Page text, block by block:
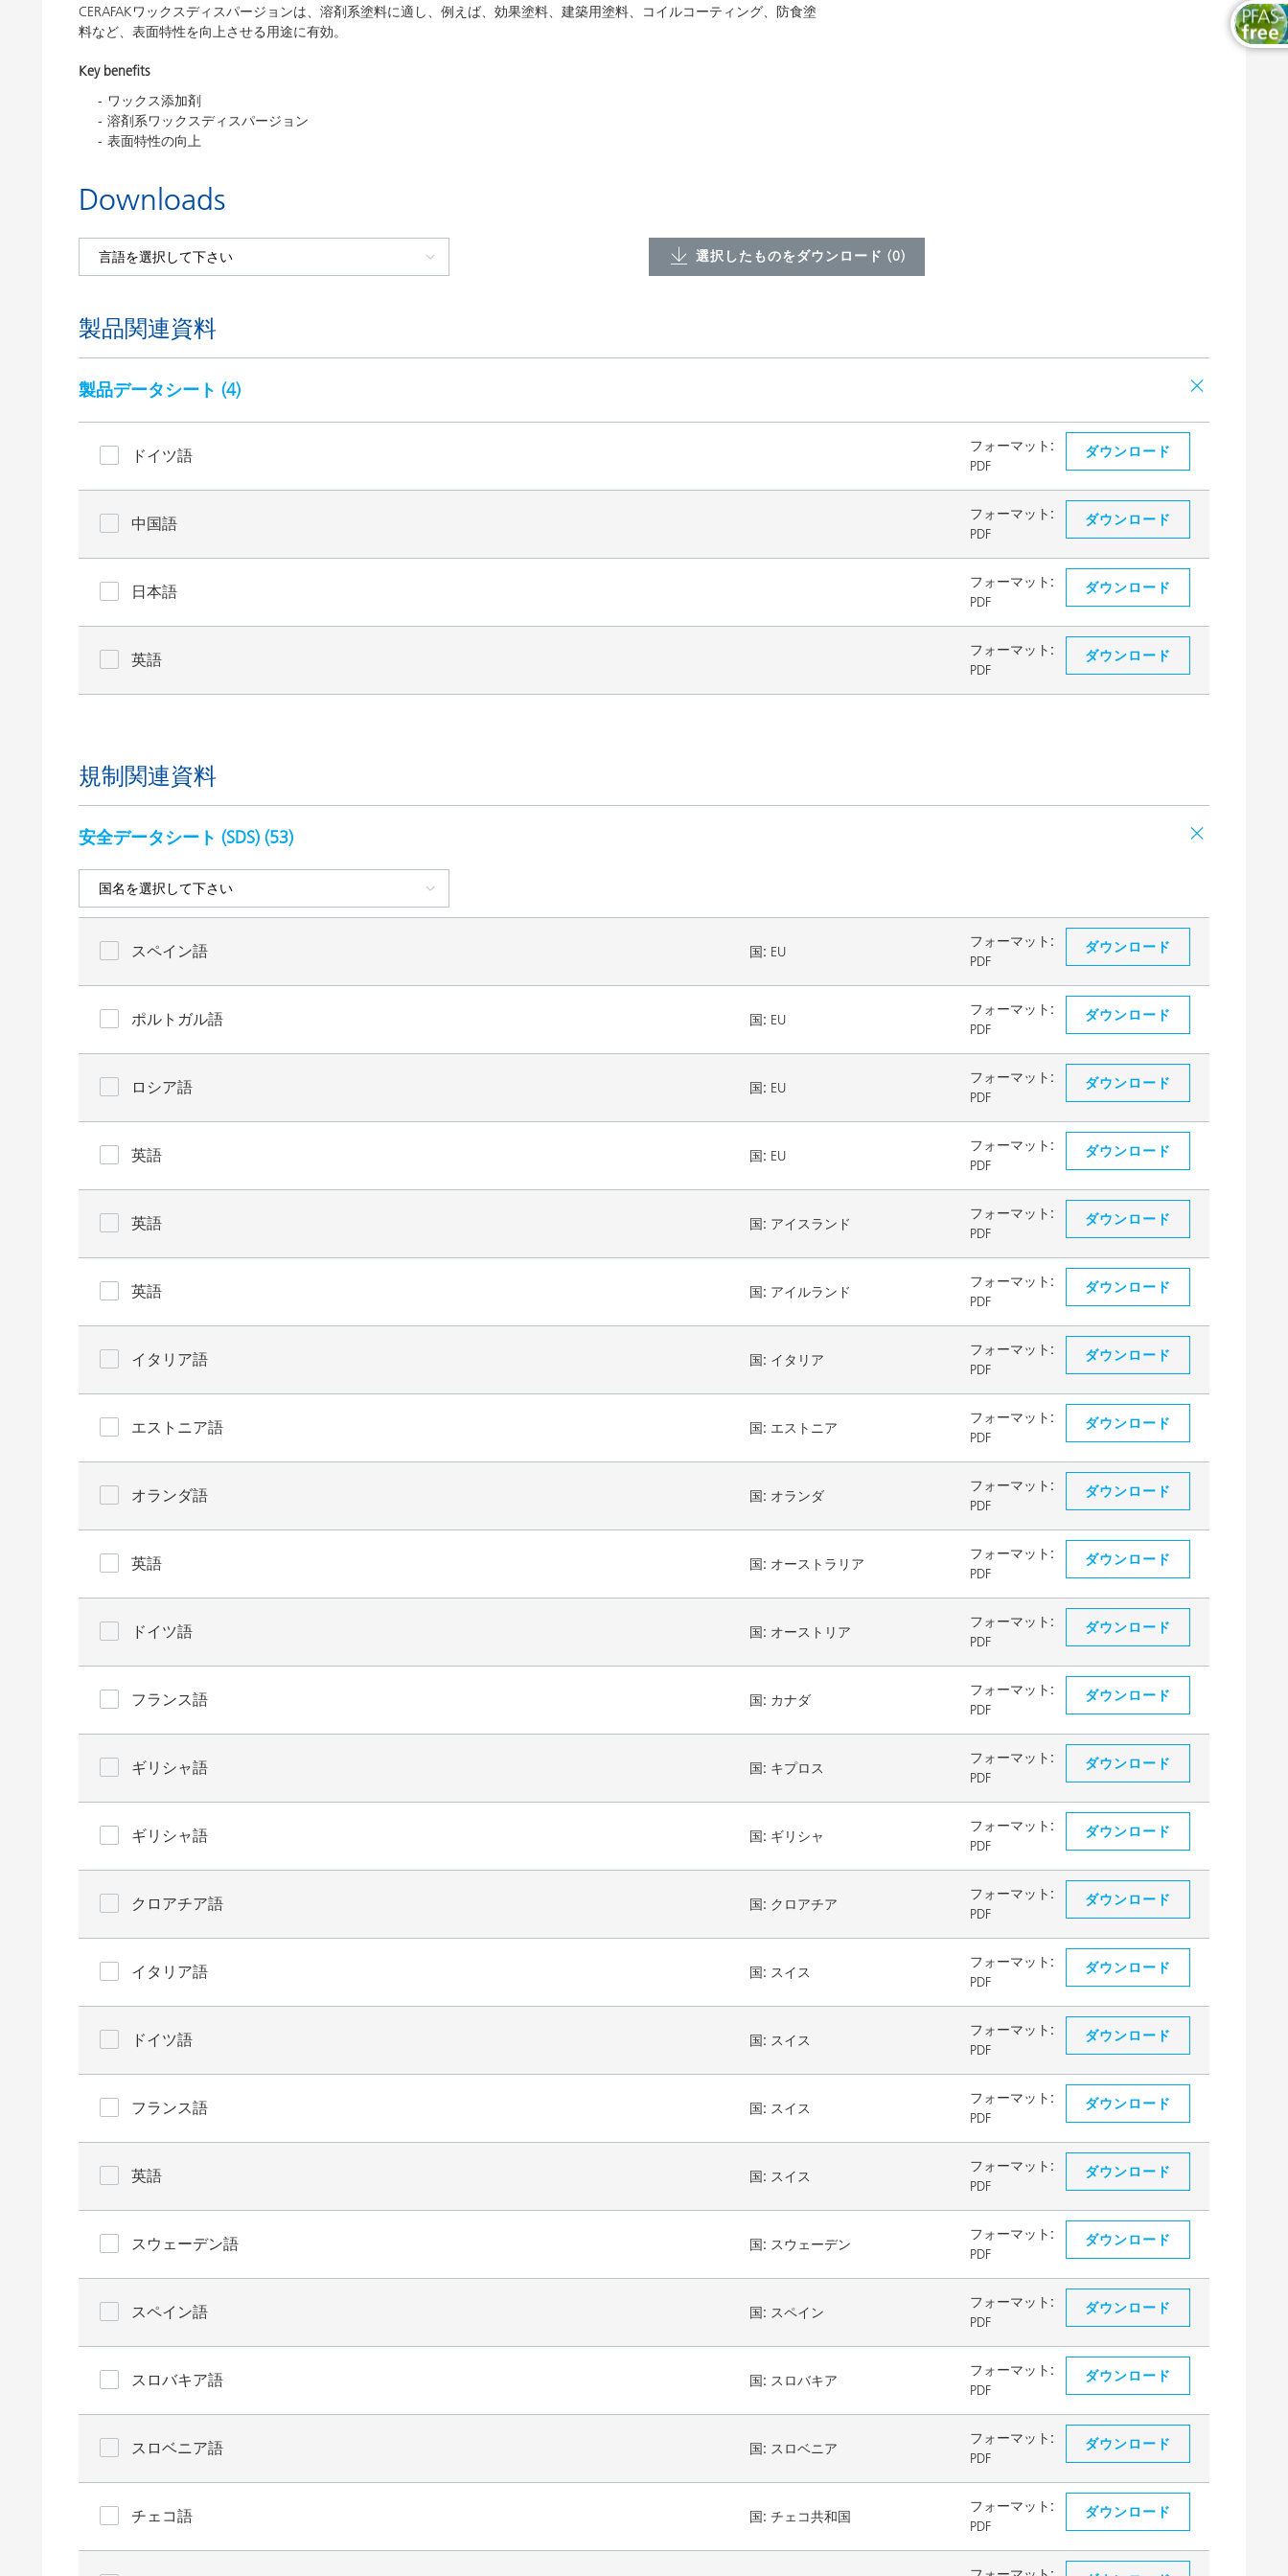
CERAFAKワックスディスパージョンは、溶剤系塗料に適し、例えば、効果塗料、建築用塗料、コイルコーティング、防食塗
料など、表面特性を向上させる用途に有効。
Key benefits
ワックス添加剤
溶剤系ワックスディスパージョン
表面特性の向上
Downloads
選択したものをダウンロード (0)
製品関連資料
製品データシート (4)
ドイツ語
フォーマット:
PDF
ダウンロード
中国語
フォーマット:
PDF
ダウンロード
日本語
フォーマット:
PDF
ダウンロード
英語
フォーマット:
PDF
ダウンロード
規制関連資料
安全データシート (SDS) (53)
スペイン語 国: EU
フォーマット:
PDF
ダウンロード
ポルトガル語 国: EU
フォーマット:
PDF
ダウンロード
ロシア語 国: EU
フォーマット:
PDF
ダウンロード
英語 国: EU
フォーマット:
PDF
ダウンロード
英語 国: アイスランド
フォーマット:
PDF
ダウンロード
英語 国: アイルランド
フォーマット:
PDF
ダウンロード
イタリア語 国: イタリア
フォーマット:
PDF
ダウンロード
エストニア語 国: エストニア
フォーマット:
PDF
ダウンロード
オランダ語 国: オランダ
フォーマット:
PDF
ダウンロード
英語 国: オーストラリア
フォーマット:
PDF
ダウンロード
ドイツ語 国: オーストリア
フォーマット:
PDF
ダウンロード
フランス語 国: カナダ
フォーマット:
PDF
ダウンロード
ギリシャ語 国: キプロス
フォーマット:
PDF
ダウンロード
ギリシャ語 国: ギリシャ
フォーマット:
PDF
ダウンロード
クロアチア語 国: クロアチア
フォーマット:
PDF
ダウンロード
イタリア語 国: スイス
フォーマット:
PDF
ダウンロード
ドイツ語 国: スイス
フォーマット:
PDF
ダウンロード
フランス語 国: スイス
フォーマット:
PDF
ダウンロード
英語 国: スイス
フォーマット:
PDF
ダウンロード
スウェーデン語 国: スウェーデン
フォーマット:
PDF
ダウンロード
スペイン語 国: スペイン
フォーマット:
PDF
ダウンロード
スロバキア語 国: スロバキア
フォーマット:
PDF
ダウンロード
スロベニア語 国: スロベニア
フォーマット:
PDF
ダウンロード
チェコ語 国: チェコ共和国
フォーマット:
PDF
ダウンロード